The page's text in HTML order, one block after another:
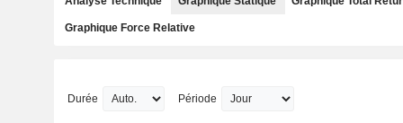
Graphique Force Relative
Durée Période